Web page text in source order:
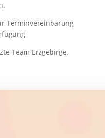
Terminvereinbarung
Team Erzgebirge.